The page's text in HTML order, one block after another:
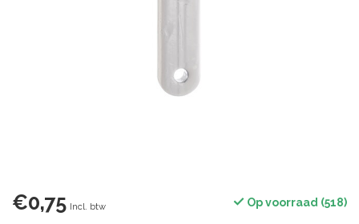
€0,75 Incl. btw Op voorraad (518)